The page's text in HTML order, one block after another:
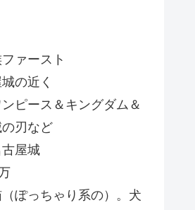
ァースト
の近く
ンピース＆キングダム＆
刃など
屋城
ぽっちゃり系の）。犬